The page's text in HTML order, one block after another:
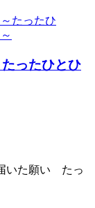
ったひとひ
いた願い たっ